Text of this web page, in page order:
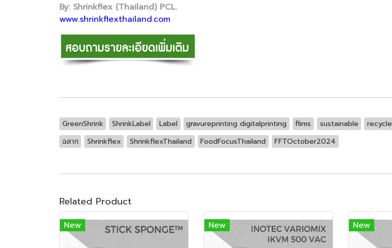
By: Shrinkflex (Thailand) PCL.
www.shrinkflexthailand.com
GreenShrink ShrinkLabel Label gravureprinting digitalprinting flims sustainable recycle
ฉลาก
Shrinkflex ShrinkflexThailand FoodFocusThailand FFTOctober2024
Related Product
New New New